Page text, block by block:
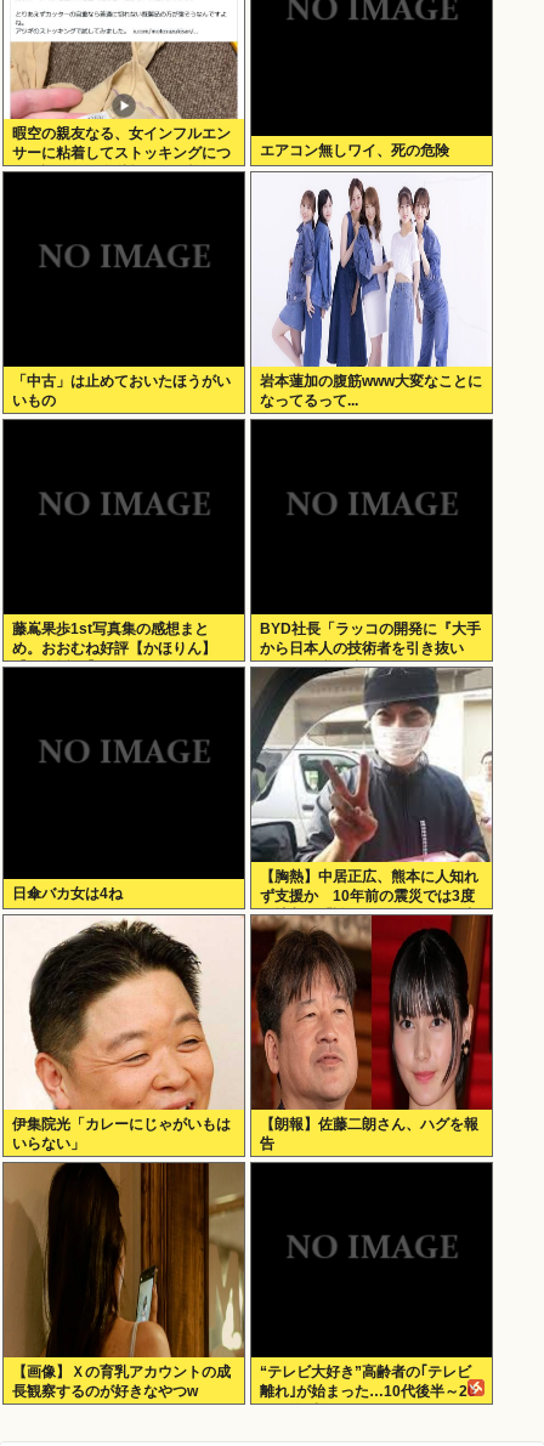
暇空の親友なる、女インフルエン
サーに粘着してストッキングにつ
いて語りだし嫌儲卿として格を見
エアコン無しワイ、死の危険
「中古」は止めておいたほうがい
いもの
岩本蓮加の腹筋www大変なことに
なってるって...
藤嶌果歩1st写真集の感想まと
め。おおむね好評【かほりん】
【日向坂46】
BYD社長「ラッコの開発に『大手
から日本人の技術者を引き抜い
た』って噂は嘘。開発チームに日
本人は0人です」
日傘バカ女は4ね
【胸熱】中居正広、熊本に人知れ
ず支援か 10年前の震災では3度
現地入り「誰にも知られなくて良
い」
伊集院光「カレーにじゃがいもは
いらない」
【朗報】佐藤二朗さん、ハグを報
告
【画像】Ｘの育乳アカウントの成
長観察するのが好きなやつw
“テレビ大好き”高齢者の｢テレビ
離れ｣が始まった…10代後半～20